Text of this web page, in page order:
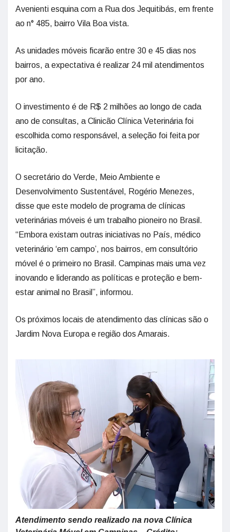
Avenienti esquina com a Rua dos Jequitibás, em frente
ao n° 485, bairro Vila Boa vista.
As unidades móveis ficarão entre 30 e 45 dias nos
bairros, a expectativa é realizar 24 mil atendimentos
por ano.
O investimento é de R$ 2 milhões ao longo de cada
ano de consultas, a Clinicão Clínica Veterinária foi
escolhida como responsável, a seleção foi feita por
licitação.
O secretário do Verde, Meio Ambiente e
Desenvolvimento Sustentável, Rogério Menezes,
disse que este modelo de programa de clínicas
veterinárias móveis é um trabalho pioneiro no Brasil.
“Embora existam outras iniciativas no País, médico
veterinário ‘em campo’, nos bairros, em consultório
móvel é o primeiro no Brasil. Campinas mais uma vez
inovando e liderando as políticas e proteção e bem-
estar animal no Brasil”, informou.
Os próximos locais de atendimento das clínicas são o
Jardim Nova Europa e região dos Amarais.
Atendimento sendo realizado na nova Clínica